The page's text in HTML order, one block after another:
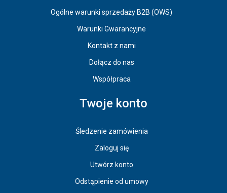
Ogólne warunki sprzedaży B2B (OWS)
Warunki Gwarancyjne
Kontakt z nami
Dołącz do nas
Współpraca
Twoje konto
Śledzenie zamówienia
Zaloguj się
Utwórz konto
Odstąpienie od umowy